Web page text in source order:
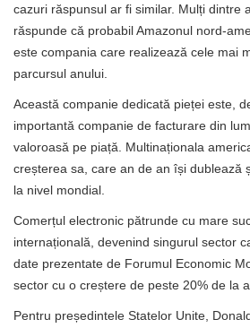
cazuri răspunsul ar fi similar. Mulți dintre
răspunde că probabil Amazonul nord-
este compania care realizează cele mai
parcursul anului.
Această companie dedicată pieței este,
importantă companie de facturare din
valoroasă pe piață. Multinaționala
creșterea sa, care an de an își dublează
la nivel mondial.
Comerțul electronic pătrunde cu mare
internațională, devenind singurul sector
date prezentate de Forumul Economic
sector cu o creștere de peste 20% de la
Pentru președintele Statelor Unite,